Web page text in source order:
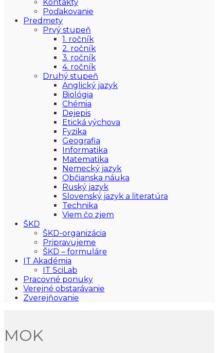
Kontakty
Poďakovanie
Predmety
Prvý stupeň
1. ročník
2. ročník
3. ročník
4. ročník
Druhý stupeň
Anglický jazyk
Biológia
Chémia
Dejepis
Etická výchova
Fyzika
Geografia
Informatika
Matematika
Nemecký jazyk
Občianska náuka
Ruský jazyk
Slovenský jazyk a literatúra
Technika
Viem čo zjem
ŠKD
ŠKD-organizácia
Pripravujeme
ŠKD – formuláre
IT Akadémia
IT SciLab
Pracovné ponuky
Verejné obstarávanie
Zverejňovanie
MOK